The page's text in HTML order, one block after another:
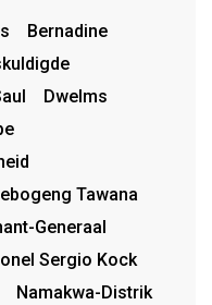
Bernadine
Dwelms
Tawana
Generaal
Sergio Kock
Namakwa-Distrik